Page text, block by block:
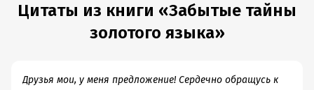
препирательствах.
Прослушивание данной книги считаю
нецелесообразным, необходимо видеть текст. У людей
пересмотру данная книга вызовет крайне негативную
Цитаты из книги «Забытые тайны
золотого языка»
Друзья мои, у меня предложение! Сердечно обращусь к